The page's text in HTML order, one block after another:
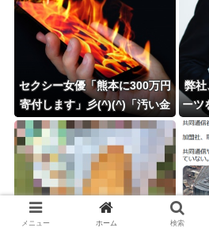
セクシー女優「熊本に300万円
寄付します」彡(^)(^)「汚い金
ありがとうやで」←これ！
弊社
ーツ
メニュー ホーム 検索